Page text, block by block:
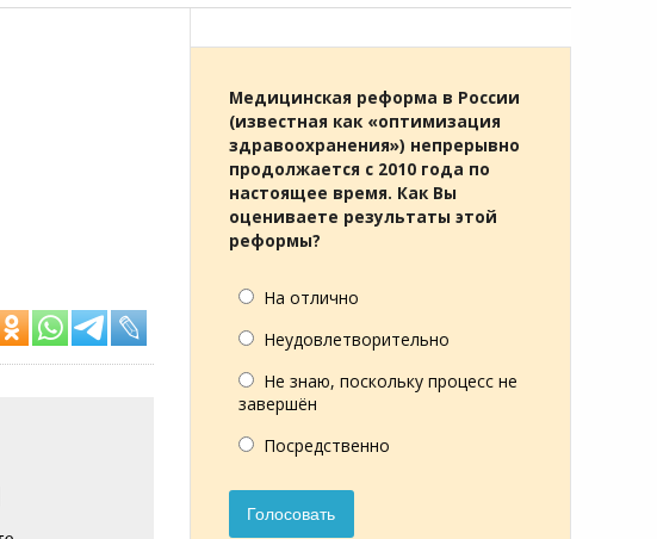
Медицинская реформа в России
(известная как «оптимизация
здравоохранения») непрерывно
продолжается с 2010 года по
настоящее время. Как Вы
оцениваете результаты этой
реформы?
На отлично
Неудовлетворительно
Не знаю, поскольку процесс не
завершён
Посредственно
Голосовать